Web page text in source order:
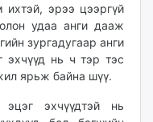
эрээ цээргүй
удаа анги дааж
зургадугаар анги
эхчүүд нь ч тэр тэс
ярьж байна шүү.
эцэг эхчүүдтэй нь